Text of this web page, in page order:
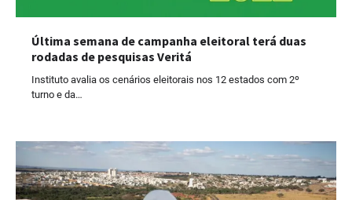
Última semana de campanha eleitoral terá duas
rodadas de pesquisas Veritá
Instituto avalia os cenários eleitorais nos 12 estados com 2º
turno e da…